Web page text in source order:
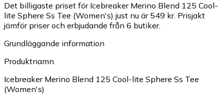
Det billigaste priset för Icebreaker Merino Blend 125 Cool-
lite Sphere Ss Tee (Women's) just nu är 549 kr. Prisjakt
jämför priser och erbjudande från 6 butiker.
Grundläggande information
Produktnamn
Icebreaker Merino Blend 125 Cool-lite Sphere Ss Tee
(Women's)